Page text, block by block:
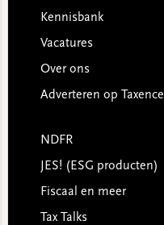
Kennisbank
Vacatures
Over ons
Adverteren op Taxence
NDFR
JES! (ESG producten)
Fiscaal en meer
Tax Talks